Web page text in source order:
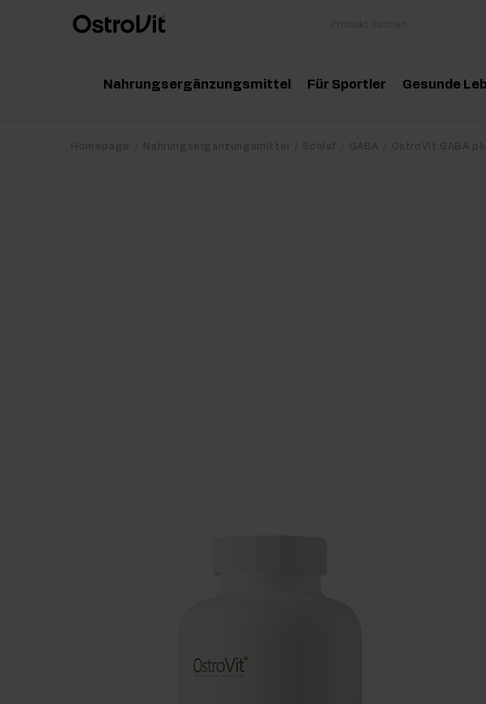
Nahrungsergänzungsmittel Für Sportler Gesunde
Homepage Nahrungsergänzungsmittel Schlaf GABA OstroVit GABA